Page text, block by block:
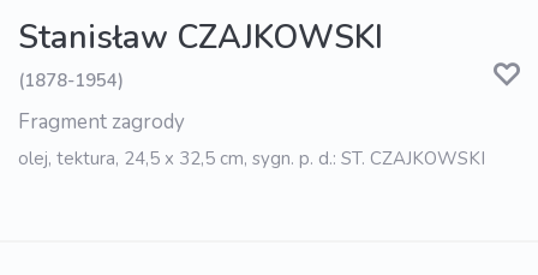
Stanisław CZAJKOWSKI
(1878-1954)
Fragment zagrody
olej, tektura, 24,5 x 32,5 cm, sygn. p. d.: ST. CZAJKOWSKI